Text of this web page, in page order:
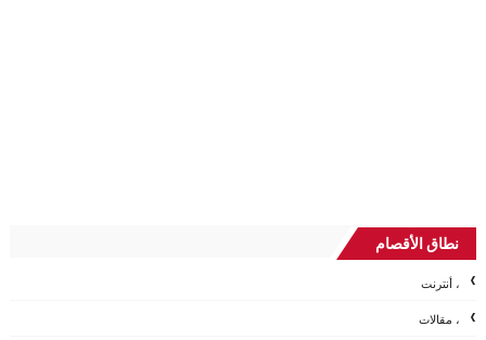
نطاق الأقصام
، أنترنت
، مقالات